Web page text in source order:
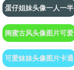
蛋仔姐妹头像一人一半
闺蜜古风头像图片可爱
可爱妹妹头像图片卡通